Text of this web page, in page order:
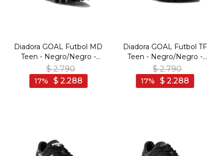
Diadora GOAL Futbol MD
Teen - Negro/Negro -
Negro-Negro
$ 2.790
$ 2.288
17
Diadora GOAL Futbol TF
Teen - Negro/Negro -
Negro-Negro
$ 2.790
$ 2.288
17